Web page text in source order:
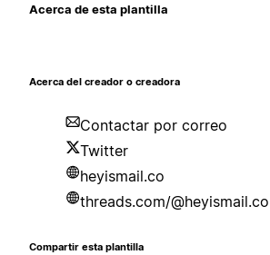
Acerca de esta plantilla
Acerca del creador o creadora
Contactar por correo
Twitter
heyismail.co
threads.com/@heyismail.co
Compartir esta plantilla